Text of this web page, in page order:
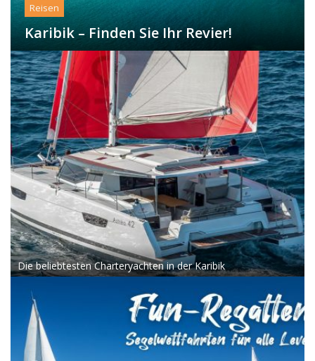
Reisen
Karibik – Finden Sie Ihr Revier!
Die beliebtesten Charteryachten in der Karibik